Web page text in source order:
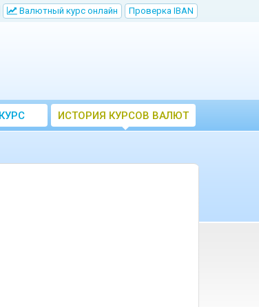
Bалютный курс онлайн Проверка IBAN
ИСТОРИЯ КУРСОВ ВАЛЮТ
ЦБ РФ